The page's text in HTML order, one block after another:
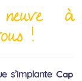
à
!
s’implante Cap